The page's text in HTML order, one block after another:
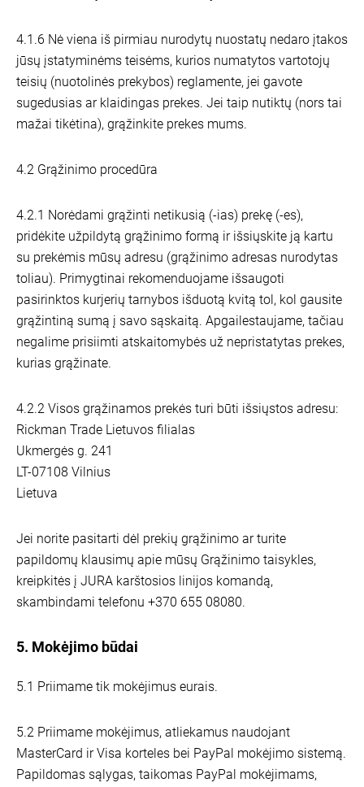
4.1.6 Nė viena iš pirmiau nurodytų nuostatų nedaro įtakos
jūsų įstatyminėms teisėms, kurios numatytos vartotojų
teisių (nuotolinės prekybos) reglamente, jei gavote
sugedusias ar klaidingas prekes. Jei taip nutiktų (nors tai
mažai tikėtina), grąžinkite prekes mums.
4.2 Grąžinimo procedūra
4.2.1 Norėdami grąžinti netikusią (-ias) prekę (-es),
pridėkite užpildytą grąžinimo formą ir išsiųskite ją kartu
su prekėmis mūsų adresu (grąžinimo adresas nurodytas
toliau). Primygtinai rekomenduojame išsaugoti
pasirinktos kurjerių tarnybos išduotą kvitą tol, kol gausite
grąžintiną sumą į savo sąskaitą. Apgailestaujame, tačiau
negalime prisiimti atskaitomybės už nepristatytas prekes,
kurias grąžinate.
4.2.2 Visos grąžinamos prekės turi būti išsiųstos adresu:
Rickman Trade Lietuvos filialas
Ukmergės g. 241
LT-07108 Vilnius
Lietuva
Jei norite pasitarti dėl prekių grąžinimo ar turite
papildomų klausimų apie mūsų Grąžinimo taisykles,
kreipkitės į JURA karštosios linijos komandą,
skambindami telefonu +370 655 08080.
5. Mokėjimo būdai
5.1 Priimame tik mokėjimus eurais.
5.2 Priimame mokėjimus, atliekamus naudojant
MasterCard ir Visa korteles bei PayPal mokėjimo sistemą.
Papildomas sąlygas, taikomas PayPal mokėjimams,